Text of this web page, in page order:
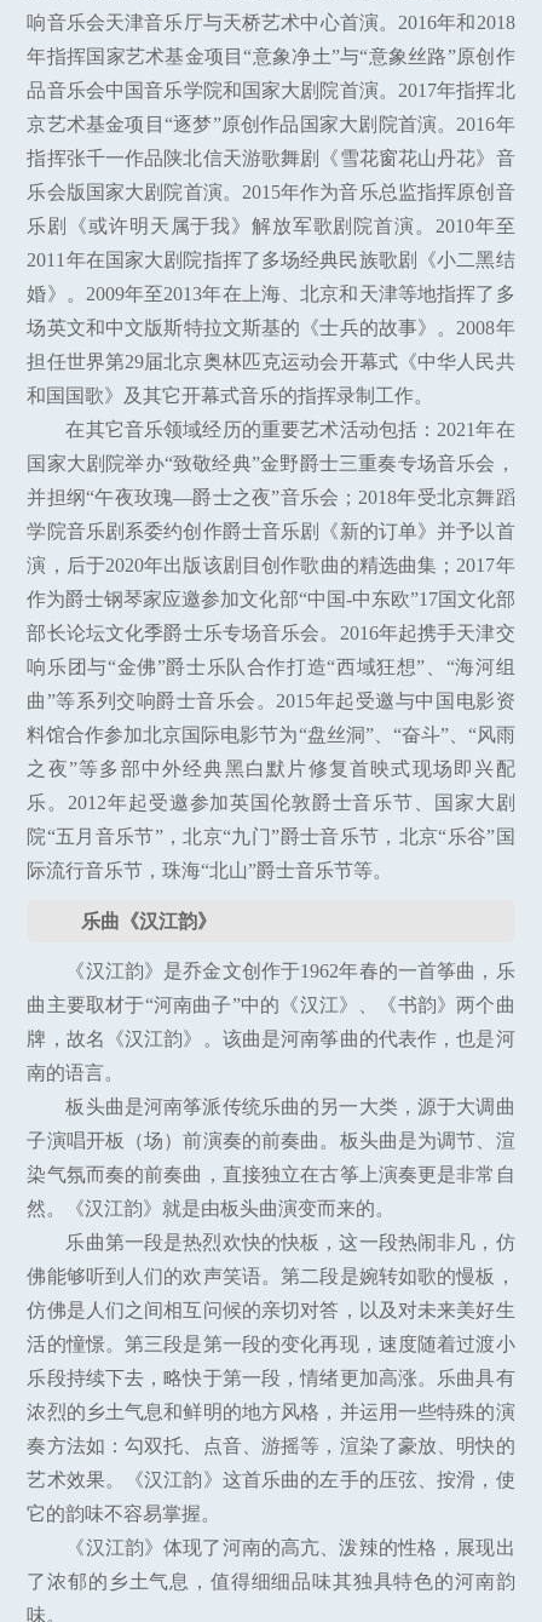
响音乐会天津音乐厅与天桥艺术中心首演。2016年和2018
年指挥国家艺术基金项目“意象净土”与“意象丝路”原创作
品音乐会中国音乐学院和国家大剧院首演。2017年指挥北
京艺术基金项目“逐梦”原创作品国家大剧院首演。2016年
指挥张千一作品陕北信天游歌舞剧《雪花窗花山丹花》音
乐会版国家大剧院首演。2015年作为音乐总监指挥原创音
乐剧《或许明天属于我》解放军歌剧院首演。2010年至
2011年在国家大剧院指挥了多场经典民族歌剧《小二黑结
婚》。2009年至2013年在上海、北京和天津等地指挥了多
场英文和中文版斯特拉文斯基的《士兵的故事》。2008年
担任世界第29届北京奥林匹克运动会开幕式《中华人民共
和国国歌》及其它开幕式音乐的指挥录制工作。
在其它音乐领域经历的重要艺术活动包括：2021年在
国家大剧院举办“致敬经典”金野爵士三重奏专场音乐会，
并担纲“午夜玫瑰—爵士之夜”音乐会；2018年受北京舞蹈
学院音乐剧系委约创作爵士音乐剧《新的订单》并予以首
演，后于2020年出版该剧目创作歌曲的精选曲集；2017年
作为爵士钢琴家应邀参加文化部“中国-中东欧”17国文化部
部长论坛文化季爵士乐专场音乐会。2016年起携手天津交
响乐团与“金佛”爵士乐队合作打造“西域狂想”、“海河组
曲”等系列交响爵士音乐会。2015年起受邀与中国电影资
料馆合作参加北京国际电影节为“盘丝洞”、“奋斗”、“风雨
之夜”等多部中外经典黑白默片修复首映式现场即兴配
乐。2012年起受邀参加英国伦敦爵士音乐节、国家大剧
院“五月音乐节”，北京“九门”爵士音乐节，北京“乐谷”国
际流行音乐节，珠海“北山”爵士音乐节等。
乐曲《汉江韵》
《汉江韵》是乔金文创作于1962年春的一首筝曲，乐
曲主要取材于“河南曲子”中的《汉江》、《书韵》两个曲
牌，故名《汉江韵》。该曲是河南筝曲的代表作，也是河
南的语言。
板头曲是河南筝派传统乐曲的另一大类，源于大调曲
子演唱开板（场）前演奏的前奏曲。板头曲是为调节、渲
染气氛而奏的前奏曲，直接独立在古筝上演奏更是非常自
然。《汉江韵》就是由板头曲演变而来的。
乐曲第一段是热烈欢快的快板，这一段热闹非凡，仿
佛能够听到人们的欢声笑语。第二段是婉转如歌的慢板，
仿佛是人们之间相互问候的亲切对答，以及对未来美好生
活的憧憬。第三段是第一段的变化再现，速度随着过渡小
乐段持续下去，略快于第一段，情绪更加高涨。乐曲具有
浓烈的乡土气息和鲜明的地方风格，并运用一些特殊的演
奏方法如：勾双托、点音、游摇等，渲染了豪放、明快的
艺术效果。《汉江韵》这首乐曲的左手的压弦、按滑，使
它的韵味不容易掌握。
《汉江韵》体现了河南的高亢、泼辣的性格，展现出
了浓郁的乡土气息，值得细细品味其独具特色的河南韵
味。